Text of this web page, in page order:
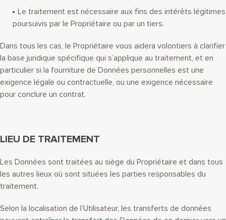
Le traitement est nécessaire aux fins des intérêts légitimes
poursuivis par le Propriétaire ou par un tiers.
Dans tous les cas, le Propriétaire vous aidera volontiers à clarifier
la base juridique spécifique qui s’applique au traitement, et en
particulier si la fourniture de Données personnelles est une
exigence légale ou contractuelle, ou une exigence nécessaire
pour conclure un contrat.
LIEU DE TRAITEMENT
Les Données sont traitées au siège du Propriétaire et dans tous
les autres lieux où sont situées les parties responsables du
traitement.
Selon la localisation de l’Utilisateur, les transferts de données